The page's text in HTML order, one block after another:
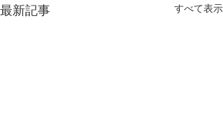
最新記事 すべて表示